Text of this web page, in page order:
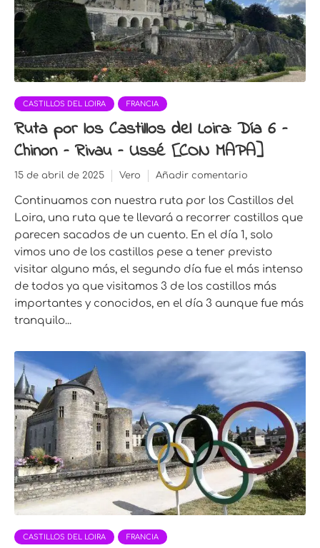
CASTILLOS DEL LOIRA FRANCIA
Ruta por los Castillos del Loira: Día 6 –
Chinon – Rivau – Ussé [CON MAPA]
15 de abril de 2025 Vero Añadir comentario
Continuamos con nuestra ruta por los Castillos del
Loira, una ruta que te llevará a recorrer castillos que
parecen sacados de un cuento. En el día 1, solo
vimos uno de los castillos pese a tener previsto
visitar alguno más, el segundo día fue el más intenso
de todos ya que visitamos 3 de los castillos más
importantes y conocidos, en el día 3 aunque fue más
tranquilo...
CASTILLOS DEL LOIRA FRANCIA